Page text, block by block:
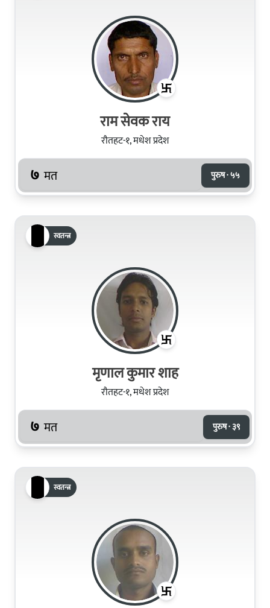
राम सेवक राय
रौतहट-१, मधेश प्रदेश
७ मत पुरुष · ५५
स्वतन्त्र
मृणाल कुमार शाह
रौतहट-१, मधेश प्रदेश
७ मत पुरुष · ३९
स्वतन्त्र